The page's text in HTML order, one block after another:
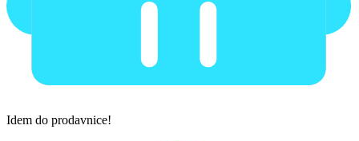
Idem do prodavnice!